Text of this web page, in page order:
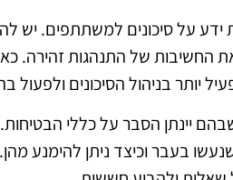
ידע על סיכונים למשתתפים. יש
החשיבות של התנהגות זהירה.
יותר בניהול הסיכונים ולפעול
יינתן הסבר על כללי
בעבר וכיצד ניתן להימנע מהן.